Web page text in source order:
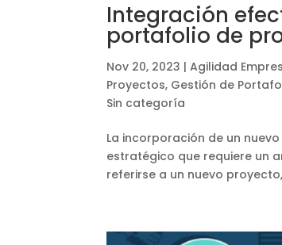
Integración
portafolio de
Nov 20, 2023 |Agilidad
Proyectos, Gestión de
Sin categoría
La incorporación de un
estratégico que requiere un
referirse a un nuevo